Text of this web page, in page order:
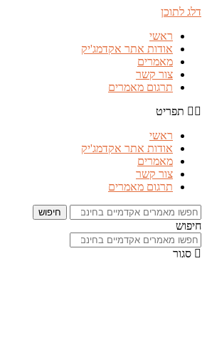
דלג לתוכן
ראשי
אודות אתר אקדמג'יק
מאמרים
צור קשר
תרגום מאמרים
תפריט
ראשי
אודות אתר אקדמג'יק
מאמרים
צור קשר
תרגום מאמרים
חיפוש
חיפוש
סגור